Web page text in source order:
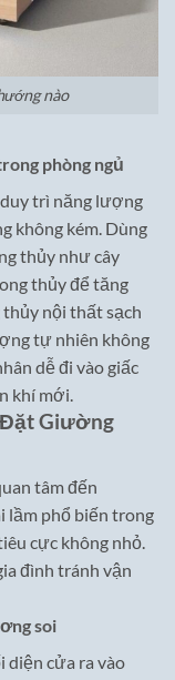
nào
phòng ngủ
trì năng lượng
không kém. Dùng
thủy như cây
thủy để tăng
nội thất sạch
tự nhiên không
dễ đi vào giấc
khí mới.
Đặt Giường
tâm đến
lầm phổ biến trong
cực không nhỏ.
đình tránh vận
soi
diện cửa ra vào